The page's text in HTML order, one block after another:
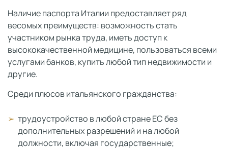
Наличие паспорта Италии предоставляет ряд
весомых преимуществ: возможность стать
участником рынка труда, иметь доступ к
высококачественной медицине, пользоваться всеми
услугами банков, купить любой тип недвижимости и
другие.
Среди плюсов итальянского гражданства:
трудоустройство в любой стране ЕС без
дополнительных разрешений и на любой
должности, включая государственные;